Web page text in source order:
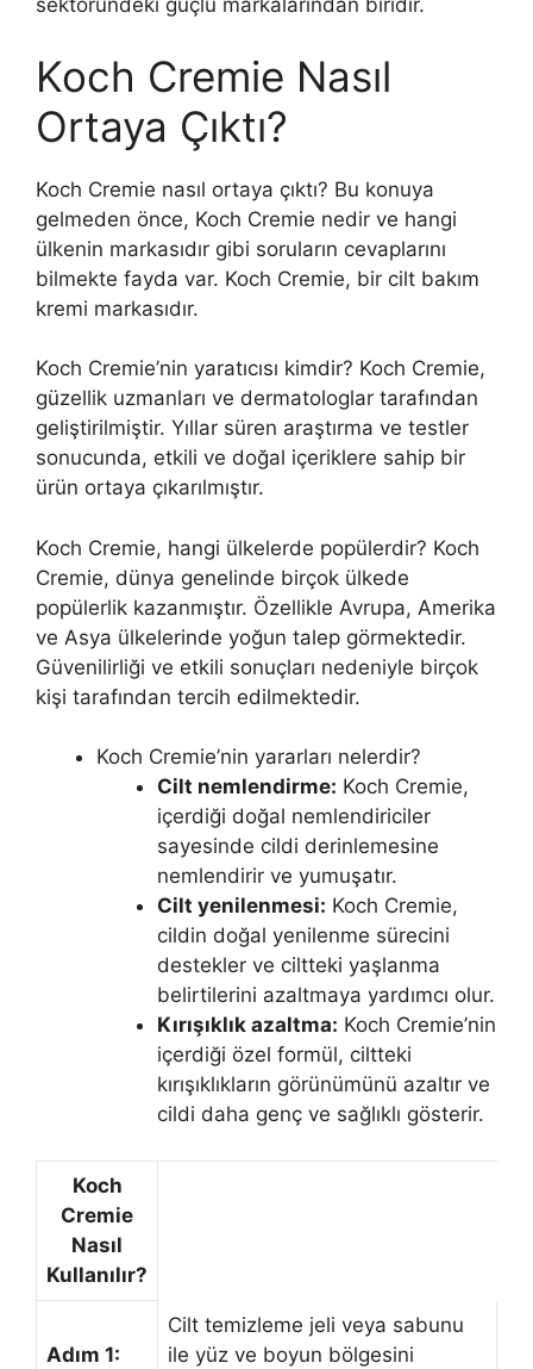
sektöründeki güçlü markalarından biridir.
Koch Cremie Nasıl
Ortaya Çıktı?
Koch Cremie nasıl ortaya çıktı? Bu konuya
gelmeden önce, Koch Cremie nedir ve hangi
ülkenin markasıdır gibi soruların cevaplarını
bilmekte fayda var. Koch Cremie, bir cilt bakım
kremi markasıdır.
Koch Cremie’nin yaratıcısı kimdir? Koch Cremie,
güzellik uzmanları ve dermatologlar tarafından
geliştirilmiştir. Yıllar süren araştırma ve testler
sonucunda, etkili ve doğal içeriklere sahip bir
ürün ortaya çıkarılmıştır.
Koch Cremie, hangi ülkelerde popülerdir? Koch
Cremie, dünya genelinde birçok ülkede
popülerlik kazanmıştır. Özellikle Avrupa, Amerika
ve Asya ülkelerinde yoğun talep görmektedir.
Güvenilirliği ve etkili sonuçları nedeniyle birçok
kişi tarafından tercih edilmektedir.
Koch Cremie’nin yararları nelerdir?
Cilt nemlendirme: Koch Cremie,
içerdiği doğal nemlendiriciler
sayesinde cildi derinlemesine
nemlendirir ve yumuşatır.
Cilt yenilenmesi: Koch Cremie,
cildin doğal yenilenme sürecini
destekler ve ciltteki yaşlanma
belirtilerini azaltmaya yardımcı olur.
Kırışıklık azaltma: Koch Cremie’nin
içerdiği özel formül, ciltteki
kırışıklıkların görünümünü azaltır ve
cildi daha genç ve sağlıklı gösterir.
Koch
Cremie
Nasıl
Kullanılır?
Adım 1:
Cilt temizleme jeli veya sabunu
ile yüz ve boyun bölgesini